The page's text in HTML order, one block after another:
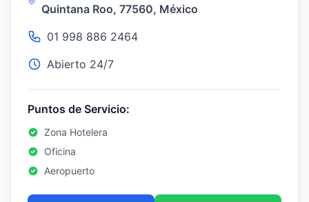
Quintana Roo, 77560, México
01 998 886 2464
Abierto 24/7
Puntos de Servicio:
Zona Hotelera
Oficina
Aeropuerto